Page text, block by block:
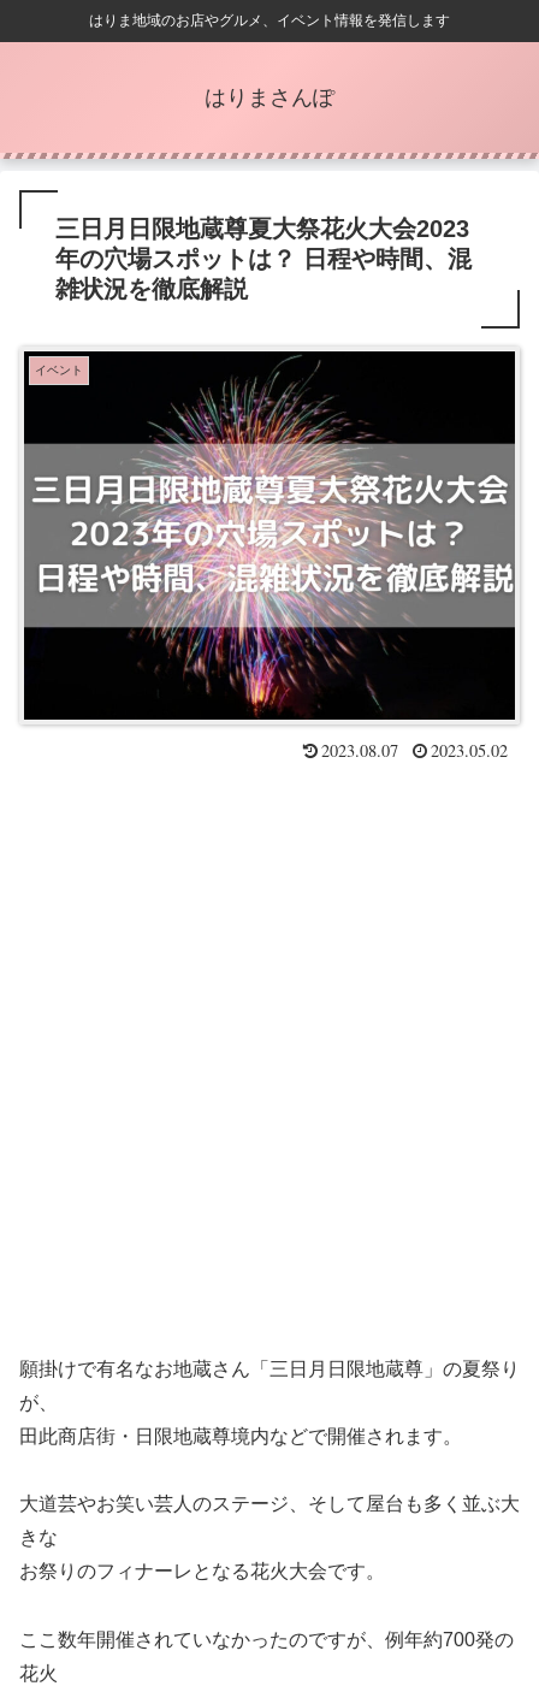
はりま地域のお店やグルメ、イベント情報を発信します
はりまさんぽ
三日月日限地蔵尊夏大祭花火大会2023
年の穴場スポットは？ 日程や時間、混
雑状況を徹底解説
イベント
2023.08.07 2023.05.02
願掛けで有名なお地蔵さん「三日月日限地蔵尊」の夏祭り
が、
田此商店街・日限地蔵尊境内などで開催されます。
大道芸やお笑い芸人のステージ、そして屋台も多く並ぶ大
きな
お祭りのフィナーレとなる花火大会です。
ここ数年開催されていなかったのですが、例年約700発の
花火